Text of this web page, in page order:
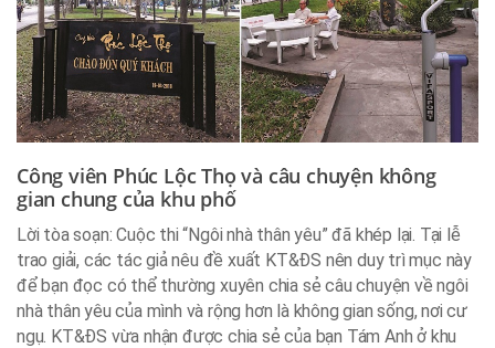
Công viên Phúc Lộc Thọ và câu chuyện không
gian chung của khu phố
Lời tòa soạn: Cuộc thi “Ngôi nhà thân yêu” đã khép lại. Tại lễ
trao giải, các tác giả nêu đề xuất KT&ĐS nên duy trì mục này
để bạn đọc có thể thường xuyên chia sẻ câu chuyện về ngôi
nhà thân yêu của mình và rộng hơn là không gian sống, nơi cư
ngụ. KT&ĐS vừa nhận được chia sẻ của bạn Tám Anh ở khu